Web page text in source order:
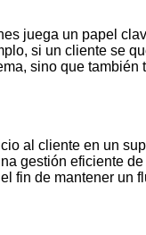
juega un papel
si un cliente se
sino que también
al cliente en un
gestión eficiente
fin de mantener un